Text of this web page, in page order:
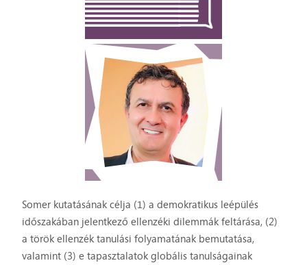
Somer kutatásának célja (1) a demokratikus leépülés
időszakában jelentkező ellenzéki dilemmák feltárása, (2)
a török ellenzék tanulási folyamatának bemutatása,
valamint (3) e tapasztalatok globális tanulságainak